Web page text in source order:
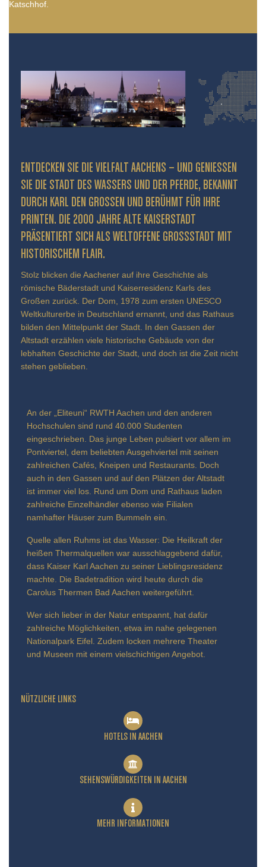
Katschhof.
ENTDECKEN SIE DIE VIELFALT AACHENS – UND GENIESSEN S
IE DIE STADT DES WASSERS UND DER PFERDE, BEKANNT D
URCH KARL DEN GROSSEN UND BERÜHMT FÜR IHRE PR
INTEN. DIE 2000 JAHRE ALTE KAISERSTADT PR
ÄSENTIERT SICH ALS WELTOFFENE GROSSSTADT MIT HIS
TORISCHEM FLAIR.
Stolz blicken die Aachener auf ihre Geschichte als
römische Bäderstadt und Kaiserresidenz Karls des
Großen zurück. Der Dom, 1978 zum ersten UNESCO
Weltkulturerbe in Deutschland ernannt, und das Rathaus
bilden den Mittelpunkt der Stadt. In den Gassen der
Altstadt erzählen viele historische Gebäude von der
lebhaften Geschichte der Stadt, und doch ist die Zeit nicht
stehen geblieben.
An der „Eliteuni“ RWTH Aachen und den anderen
Hochschulen sind rund 40.000 Studenten
eingeschrieben. Das junge Leben pulsiert vor allem im
Pontviertel, dem beliebten Ausgehviertel mit seinen
zahlreichen Cafés, Kneipen und Restaurants. Doch
auch in den Gassen und auf den Plätzen der Altstadt
ist immer viel los. Rund um Dom und Rathaus laden
zahlreiche Einzelhändler ebenso wie Filialen
namhafter Häuser zum Bummeln ein.
Quelle allen Ruhms ist das Wasser: Die Heilkraft der
heißen Thermalquellen war ausschlaggebend dafür,
dass Kaiser Karl Aachen zu seiner Lieblingsresidenz
machte. Die Badetradition wird heute durch die
Carolus Thermen Bad Aachen weitergeführt.
Wer sich lieber in der Natur entspannt, hat dafür
zahlreiche Möglichkeiten, etwa im nahe gelegenen
Nationalpark Eifel. Zudem locken mehrere Theater
und Museen mit einem vielschichtigen Angebot.
NÜTZLICHE LINKS
HOTELS IN AACHEN
SEHENSWÜRDIGKEITEN IN AACHEN
MEHR INFORMATIONEN